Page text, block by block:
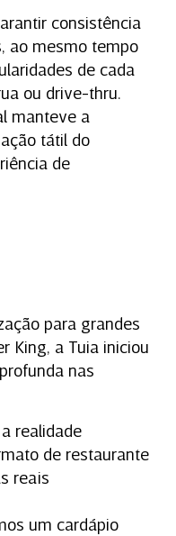
consistência
ao mesmo tempo
de cada
ou drive-thru.
manteve a
tátil do
de
para grandes
King, a Tuia iniciou
nas
realidade
de restaurante
reais
um cardápio